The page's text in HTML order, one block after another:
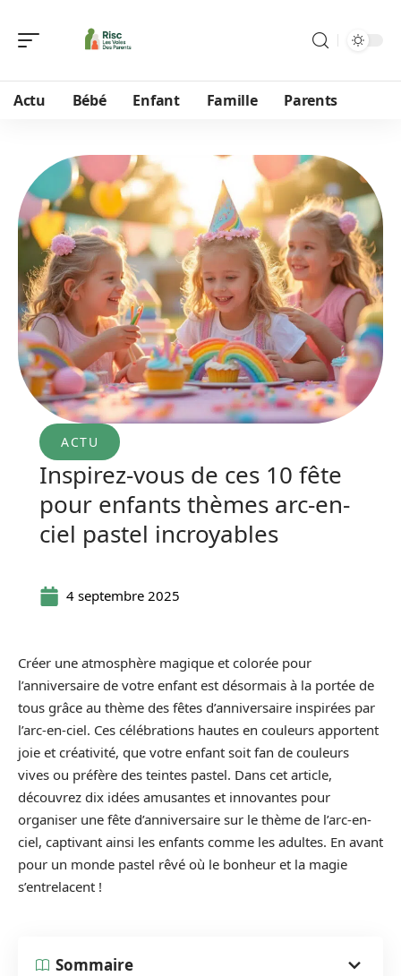
Actu Bébé Enfant Famille Parents
ACTU
Inspirez-vous de ces 10 fête
pour enfants thèmes arc-en-
ciel pastel incroyables
4 septembre 2025
Créer une atmosphère magique et colorée pour
l’anniversaire de votre enfant est désormais à la portée de
tous grâce au thème des fêtes d’anniversaire inspirées par
l’arc-en-ciel. Ces célébrations hautes en couleurs apportent
joie et créativité, que votre enfant soit fan de couleurs
vives ou préfère des teintes pastel. Dans cet article,
découvrez dix idées amusantes et innovantes pour
organiser une fête d’anniversaire sur le thème de l’arc-en-
ciel, captivant ainsi les enfants comme les adultes. En avant
pour un monde pastel rêvé où le bonheur et la magie
s’entrelacent !
Sommaire